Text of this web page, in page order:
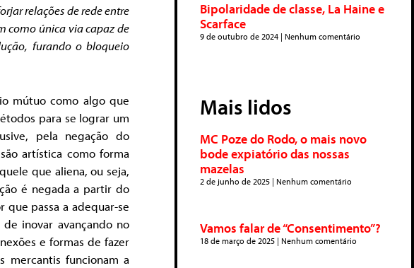
relações de rede entre
como única via capaz de
furando o bloqueio
mútuo como algo que
para se lograr um
pela negação do
artística como forma
que aliena, ou seja,
é negada a partir do
passa a adequar-se
inovar avançando no
e formas de fazer
mercantis funcionam a
Bipolaridade de classe, La Haine e
Scarface
9 de outubro de 2024 Nenhum comentário
Mais lidos
MC Poze do Rodo, o mais novo
bode expiatório das nossas
mazelas
2 de junho de 2025 Nenhum comentário
Vamos falar de “Consentimento”?
18 de março de 2025 Nenhum comentário